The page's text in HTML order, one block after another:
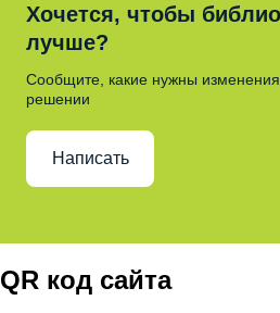
Хочется, чтобы
лучше?
Сообщите, какие нужны изменения
решении
Написать
QR код сайта